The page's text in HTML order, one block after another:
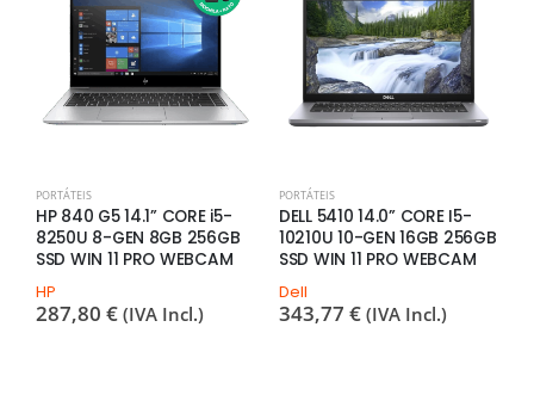
PORTÁTEIS
HP 840 G5 14.1” CORE i5-
8250U 8-GEN 8GB 256GB
SSD WIN 11 PRO WEBCAM
HP
287,80 € (IVA Incl.)
PORTÁTEIS
DELL 5410 14.0” CORE I5-
10210U 10-GEN 16GB 256GB
SSD WIN 11 PRO WEBCAM
Dell
343,77 € (IVA Incl.)